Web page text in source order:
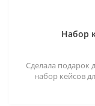
Набор
Сделала
набор кейсов